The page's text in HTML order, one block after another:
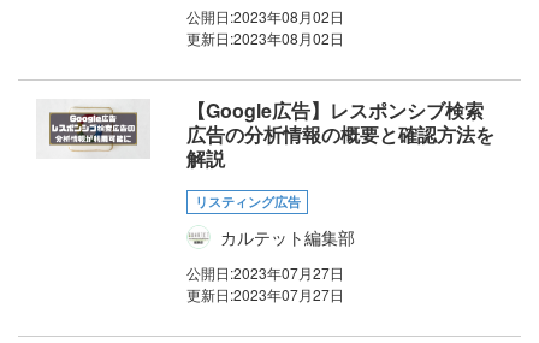
公開日:2023年08月02日
更新日:2023年08月02日
【Google広告】レスポンシブ検索
広告の分析情報の概要と確認方法を
解説
リスティング広告
カルテット編集部
公開日:2023年07月27日
更新日:2023年07月27日